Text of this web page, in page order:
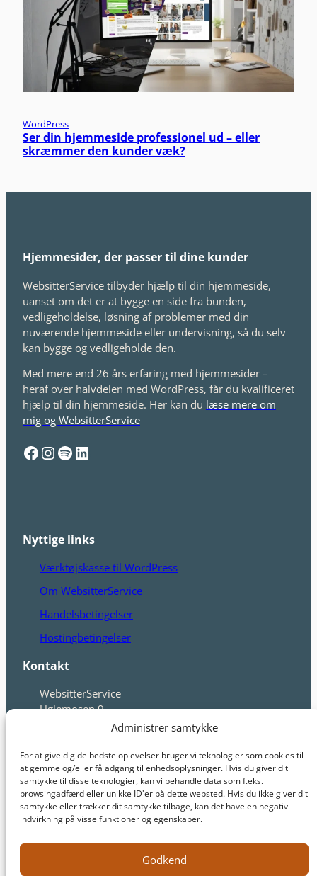
Administrer samtykke
For at give dig de bedste oplevelser bruger vi teknologier som cookies til
at gemme og/eller få adgang til enhedsoplysninger. Hvis du giver dit
samtykke til disse teknologier, kan vi behandle data som f.eks.
browsingadfærd eller unikke ID'er på dette websted. Hvis du ikke giver dit
samtykke eller trækker dit samtykke tilbage, kan det have en negativ
indvirkning på visse funktioner og egenskaber.
Godkend
WordPress
Ser din hjemmeside professionel ud – eller
skræmmer den kunder væk?
Hjemmesider, der passer til dine kunder
WebsitterService tilbyder hjælp til din hjemmeside,
uanset om det er at bygge en side fra bunden,
vedligeholdelse, løsning af problemer med din
nuværende hjemmeside eller undervisning, så du selv
kan bygge og vedligeholde den.
Med mere end 26 års erfaring med hjemmesider –
heraf over halvdelen med WordPress, får du kvalificeret
hjælp til din hjemmeside. Her kan du læse mere om
mig og WebsitterService
Facebook InstagramSpotify LinkedIn
Nyttige links
Værktøjskasse til WordPress
Om WebsitterService
Handelsbetingelser
Hostingbetingelser
Kontakt
WebsitterService
Uglemosen 9
3390 Hundested
jette@websitterservice.dk
Cvr. 39194945
© WebsitterService 2026